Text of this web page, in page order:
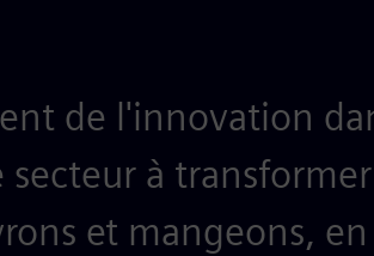
de l'innovation
secteur à
et mangeons,